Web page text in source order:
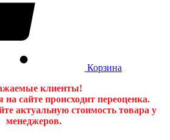
Корзина
клиенты!
сайте происходит переоценка.
актуальную стоимость товара у
менеджеров.